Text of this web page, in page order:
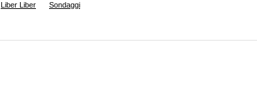
Liber Liber Sondaggi